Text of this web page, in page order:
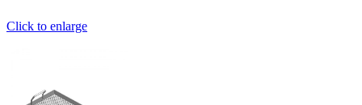
Click to enlarge